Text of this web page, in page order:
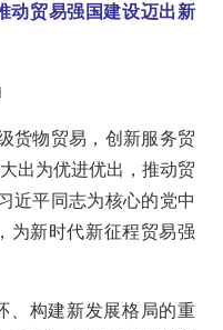
贸易强国建设迈出新
货物贸易，创新服务贸
出为优进优出，推动贸
近平同志为核心的党中
为新时代新征程贸易强
、构建新发展格局的重